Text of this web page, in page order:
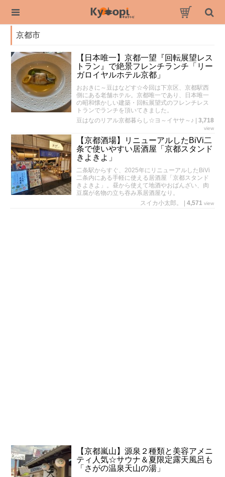
京都市
【日本唯一】京都一望『回転展望レス
トラン』で絶景フレンチランチ「リー
ガロイヤルホテル京都」
おおきに～豆はなどす☆今回は下京区、京都駅西
側にある老舗ホテル。京都唯一であり、日本唯一
の昭和懐かしい建築・回転展望式のフレンチレス
トランでランチを頂いてきました。
豆はなのリアル京都暮らし☆ヨ～イヤサ～♪
3,718
view
【京都酒場】リニューアルしたBiVi二
条で使いやすい居酒屋「京都スタンド
きよきよ」
二条駅からすぐ、2025年にリニューアルしたBiVi
二条内にある手軽に使える居酒屋「京都スタンド
きよきよ」。昼から使えて地酒やおばんざい、肉
豆腐が名物の立ち吞み系居酒屋なり。
スイカ小太郎。
4,571 view
【京都嵐山】源泉２種類と美容アメニ
ティ人気☆サウナ＆夏限定露天風呂も
「さがの温泉天山の湯」